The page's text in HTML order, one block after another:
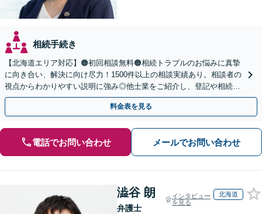
相続手続き
【北海道エリア対応】🟠初回相談無料🟠相続トラブルのお悩みに真摯
に向き合い、解決に向け尽力！1500件以上の相談実績あり。相談者の
視点からわかりやすい説明に強み◎他士業をご紹介し、登記や相続税
の申告までワンストップで対応【夜間相談可】
料金表を見る
電話でお問い合わせ メールでお問い合わせ
澁谷 朗
弁護士
インタビュー
を見る
北海道